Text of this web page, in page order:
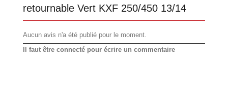
retournable Vert KXF 250/450 13/14
Aucun avis n'a été publié pour le moment.
Il faut être connecté pour écrire un commentaire